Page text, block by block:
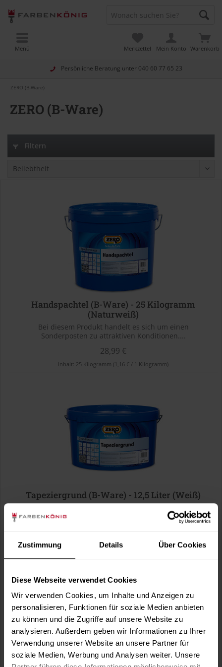
Zustimmung Details Über Cookies
Diese Webseite verwendet Cookies
Wir verwenden Cookies, um Inhalte und Anzeigen zu
personalisieren, Funktionen für soziale Medien anbieten
zu können und die Zugriffe auf unsere Website zu
analysieren. Außerdem geben wir Informationen zu Ihrer
Verwendung unserer Website an unsere Partner für
soziale Medien, Werbung und Analysen weiter. Unsere
Persönliche Beratung unter 040 60 77 65 23
Warenkorb
Merkzettel Mein Konto
Menü
ZERO (B-Ware)
ZERO (B-Ware)
Filtern
Handspachtel (B-Ware) - 25 Kilogramm
(Naturweiß)
Bei diesem Produkt handelt es sich um einen
Sonderposten zu attraktiven Konditionen....
28,99 €
Inhalt: 25 Kilogramm (1,16 € / 1 Kilogramm)
Tapeziergrund (B-Ware) - 12,5 Liter (Weiß)
Sonderposten zu attraktiven Konditionen....
12.5 Liter(2,24 € / 1 Liter)